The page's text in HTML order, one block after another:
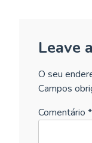
Leave
O seu
Campos
Comentário *